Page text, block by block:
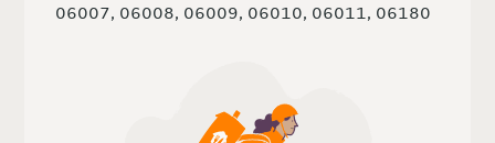
06007, 06008, 06009, 06010, 06011, 06180